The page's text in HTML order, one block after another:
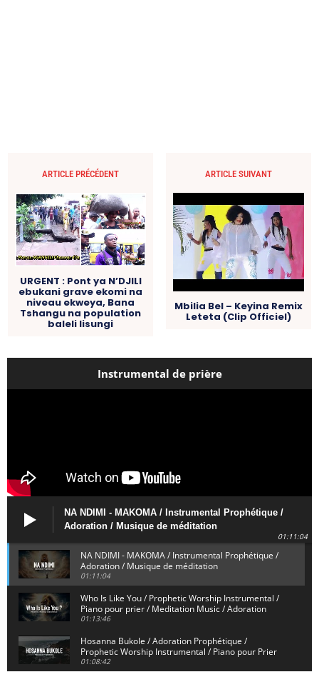
ARTICLE PRÉCÉDENT
URGENT : Pont ya N’DJILI
ebukani grave ekomi na
niveau ekweya, Bana
Tshangu na population
baleli lisungi
ARTICLE SUIVANT
Mbilia Bel – Keyina Remix
Leteta (Clip Officiel)
Instrumental de prière
NA NDIMI - MAKOMA / Instrumental Prophétique /
Adoration / Musique de méditation
01:11:04
NA NDIMI - MAKOMA / Instrumental Prophétique /
Adoration / Musique de méditation
01:11:04
Who Is Like You / Prophetic Worship Instrumental /
Piano pour prier / Meditation Music / Adoration
01:13:46
Hosanna Bukole / Adoration Prophétique /
Prophetic Worship Instrumental / Piano pour Prier
01:08:42